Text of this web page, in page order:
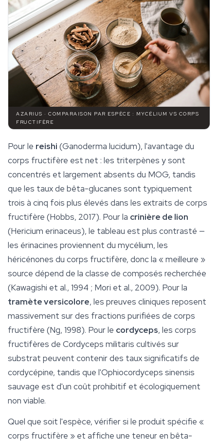
AZARIUS · COMPARAISON PAR ESPÈCE : MYCÉLIUM VS CORPS
FRUCTIFÈRE
Pour le reishi (Ganoderma lucidum), l'avantage du
corps fructifère est net : les triterpènes y sont
concentrés et largement absents du MOG, tandis
que les taux de bêta-glucanes sont typiquement
trois à cinq fois plus élevés dans les extraits de corps
fructifère (Hobbs, 2017). Pour la crinière de lion
(Hericium erinaceus), le tableau est plus contrasté —
les érinacines proviennent du mycélium, les
héricénones du corps fructifère, donc la « meilleure »
source dépend de la classe de composés recherchée
(Kawagishi et al., 1994 ; Mori et al., 2009). Pour la
tramète versicolore, les preuves cliniques reposent
massivement sur des fractions purifiées de corps
fructifère (Ng, 1998). Pour le cordyceps, les corps
fructifères de Cordyceps militaris cultivés sur
substrat peuvent contenir des taux significatifs de
cordycépine, tandis que l'Ophiocordyceps sinensis
sauvage est d'un coût prohibitif et écologiquement
non viable.
Quel que soit l'espèce, vérifier si le produit spécifie «
corps fructifère » et affiche une teneur en bêta-